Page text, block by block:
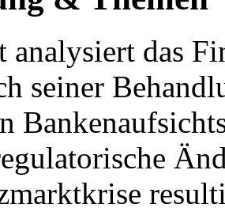
analysiert das
seiner